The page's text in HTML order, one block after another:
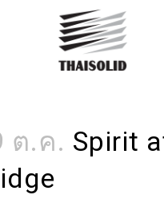
ต.ค. Spirit